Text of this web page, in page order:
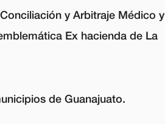
y Arbitraje Médico y
Ex hacienda de La
de Guanajuato.